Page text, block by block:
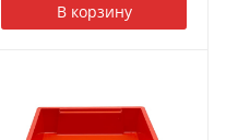
В корзину